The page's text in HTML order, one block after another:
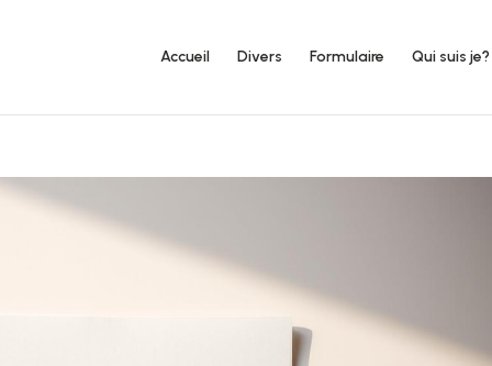
Accueil Divers Formulaire Qui suis je?